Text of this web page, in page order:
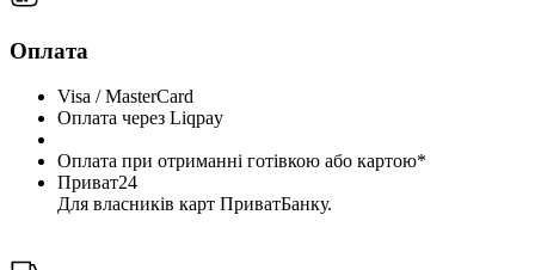
Оплата
Visa / MasterCard
Оплата через Liqpay
Оплата при отриманні готівкою або картою*
Приват24
Для власників карт ПриватБанку.